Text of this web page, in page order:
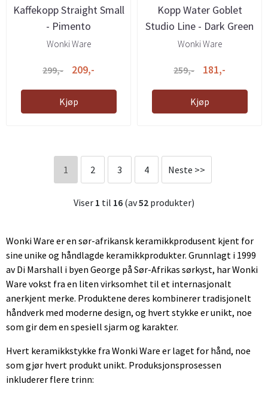
Kaffekopp Straight Small
- Pimento
Wonki Ware
299,- 209,-
Kjøp
Kopp Water Goblet
Studio Line - Dark Green
Wonki Ware
259,- 181,-
Kjøp
1 2 3 4 Neste >>
Viser 1 til 16 (av52 produkter)
Wonki Ware er en sør-afrikansk keramikkprodusent kjent for
sine unike og håndlagde keramikkprodukter. Grunnlagt i 1999
av Di Marshall i byen George på Sør-Afrikas sørkyst, har Wonki
Ware vokst fra en liten virksomhet til et internasjonalt
anerkjent merke. Produktene deres kombinerer tradisjonelt
håndverk med moderne design, og hvert stykke er unikt, noe
som gir dem en spesiell sjarm og karakter.
Hvert keramikkstykke fra Wonki Ware er laget for hånd, noe
som gjør hvert produkt unikt. Produksjonsprosessen
inkluderer flere trinn: